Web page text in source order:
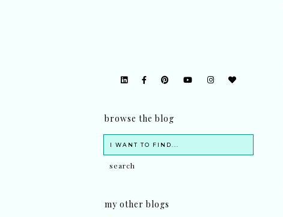
browse the blog
my other blogs